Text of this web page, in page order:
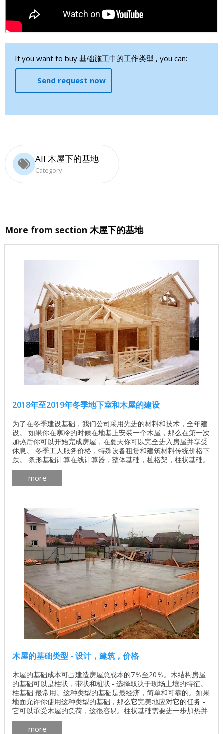
If you want to buy 基础施工中的工作类型 , you can:
Send request now
All 木屋下的基地
Category
More from section 木屋下的基地
2018年至2019年冬季地下室和木屋的建设
为了在冬季建设基础，我们公司采用先进的材料和技术，全年建
设。 如果你在寒冷的时候在地基上安装一个木屋，那么在第一次
加热后你可以开始完成房屋，在夏天你可以完全进入房屋并享受
休息。 冬季工人服务价格，特殊设备租赁和建筑材料传统价格下
跌。 条形基础计算在线计算器，整体基础，桩格架，柱状基础。
推动并计算自己！ 出于某种原因，人们普遍认为在春天铺设木屋
更好。这不完全正确。在过去，相反，在秋天开始建设是一种传
统，因为当时有许多优点。 ...
more
木屋的基础类型 - 设计，建筑，价格
木屋的基础成本可占建造房屋总成本的7％至20％。木结构房屋
的基础可以是柱状，带状和桩状 - 选择取决于现场土壤的特征。
柱基础 最常用。这种类型的基础是最经济，简单和可靠的。如果
地面允许你使用这种类型的基础，那么它完美地应对它的任务 -
它可以承受木屋的负荷，这很容易。柱状基础需要进一步加热并
进行精加工。 带状基础 ...
more